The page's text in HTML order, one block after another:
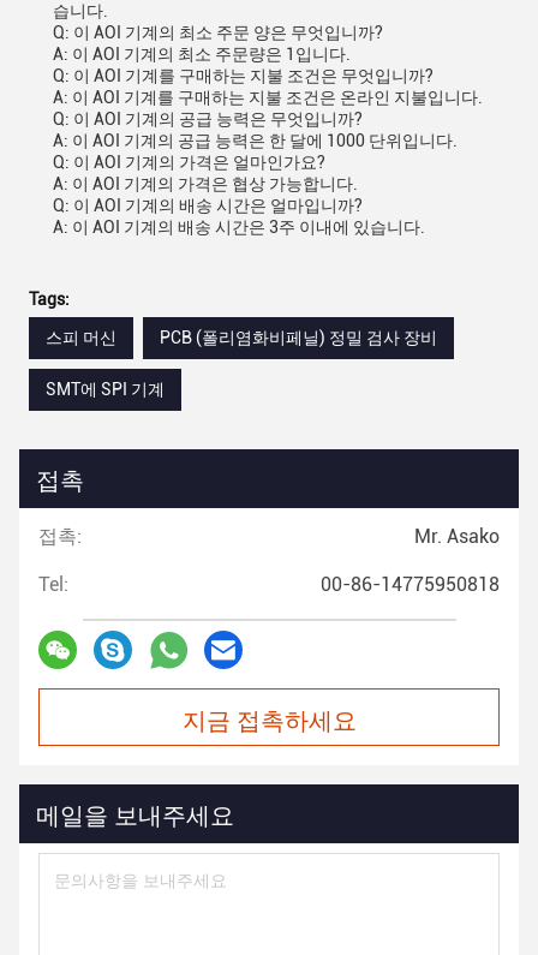
습니다.
Q: 이 AOI 기계의 최소 주문 양은 무엇입니까?
A: 이 AOI 기계의 최소 주문량은 1입니다.
Q: 이 AOI 기계를 구매하는 지불 조건은 무엇입니까?
A: 이 AOI 기계를 구매하는 지불 조건은 온라인 지불입니다.
Q: 이 AOI 기계의 공급 능력은 무엇입니까?
A: 이 AOI 기계의 공급 능력은 한 달에 1000 단위입니다.
Q: 이 AOI 기계의 가격은 얼마인가요?
A: 이 AOI 기계의 가격은 협상 가능합니다.
Q: 이 AOI 기계의 배송 시간은 얼마입니까?
A: 이 AOI 기계의 배송 시간은 3주 이내에 있습니다.
Tags:
스피 머신
PCB (폴리염화비페닐) 정밀 검사 장비
SMT에 SPI 기계
접촉
접촉: Mr. Asako
Tel: 00-86-14775950818
지금 접촉하세요
메일을 보내주세요